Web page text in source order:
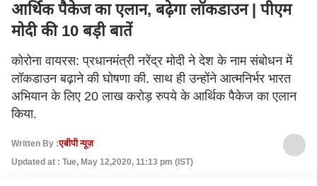
आर्थिक पैकेज का एलान, बढ़ेगा लॉकडाउन | पीएम
मोदी की 10 बड़ी बातें
कोरोना वायरस: प्रधानमंत्री नरेंद्र मोदी ने देश के नाम संबोधन में
लॉकडाउन बढ़ाने की घोषणा की. साथ ही उन्होंने आत्मनिर्भर भारत
अभियान के लिए 20 लाख करोड़ रुपये के आर्थिक पैकेज का एलान
किया.
Written By :एबीपी न्यूज़
Updated at : Tue, May 12,2020, 11:13 pm (IST)